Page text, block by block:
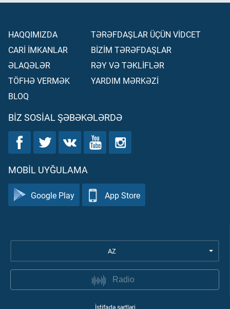
HAQQIMIZDA
CARİ İMKANLAR
ƏLAQƏLƏR
TÖFHƏ VERMƏK
BLOQ
TƏRƏFDAŞLAR ÜÇÜN VİDCET
BİZİM TƏRƏFDAŞLAR
RƏY VƏ TƏKLİFLƏR
YARDIM MƏRKƏZİ
BIZ SOSIAL ŞƏBƏKƏLƏRDƏ
MOBIL UYĞULAMA
Google Play App Store
AZ
Radio
İstifadə şərtləri